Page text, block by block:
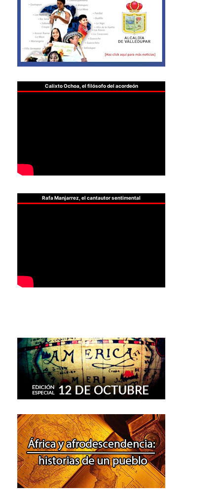
Calixto Ochoa, el filósofo del acordeón
Rafa Manjarrez, el cantautor sentimental